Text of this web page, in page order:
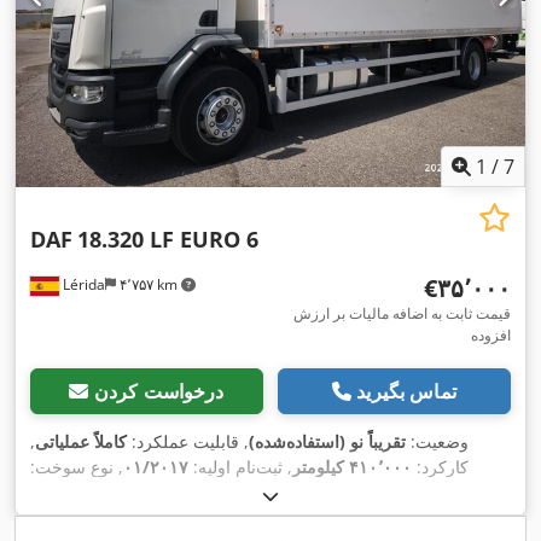
1 /7
Lérida ۴٬۷۵۷ km
DAF 18.320 LF EURO 6
‎€۳۵٬۰۰۰
قیمت ثابت به اضافه مالیات بر ارزش
افزوده
درخواست کردن تماس بگیرید
وضعیت: تقریباً نو (استفاده‌شده), قابلیت عملکرد:کاملاً عملیاتی,
کارکرد: ۴۱۰٬۰۰۰ کیلومتر , ثبت‌نام اولیه: ۰۱/۲۰۱۷ , نوع سوخت:
وزن کل:۱۸٬۰۰۰ کیلوگرم , پیکربندی محور: 4x2 , فاصله بین دو محور: